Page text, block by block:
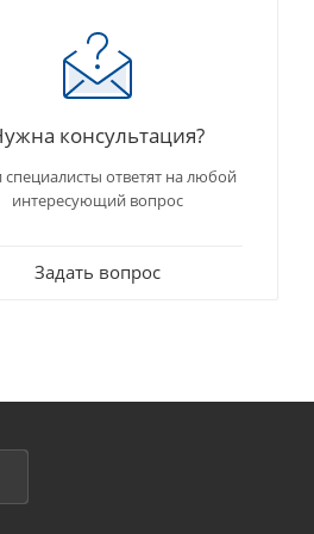
консультация?
ответят на любой
интересующий вопрос
Задать вопрос